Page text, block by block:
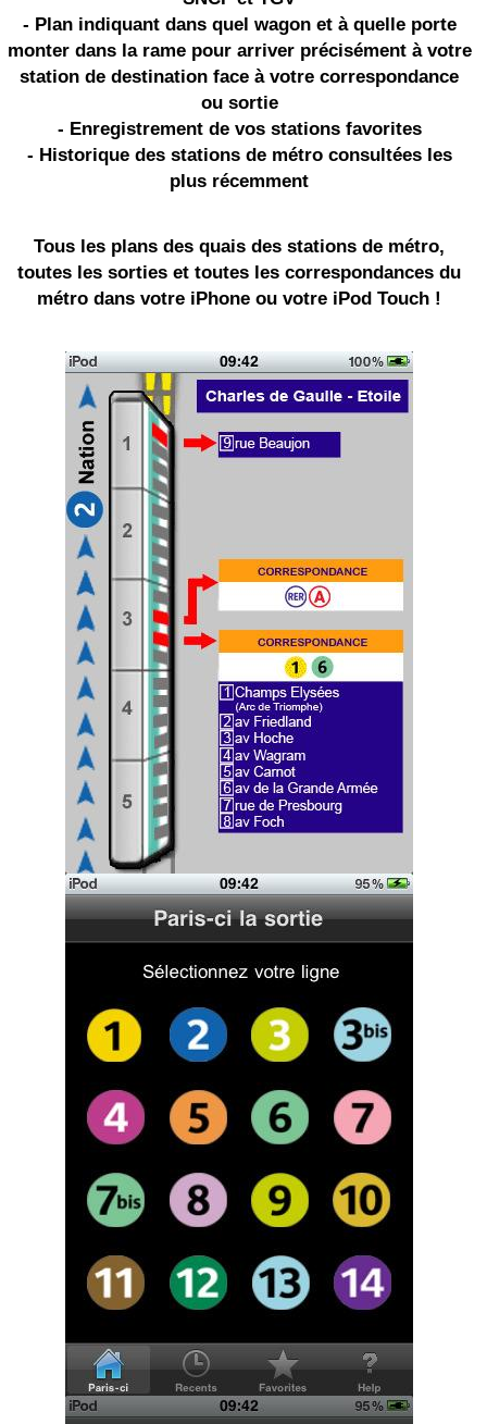
- Plan indiquant dans quel wagon et à quelle porte
monter dans la rame pour arriver précisément à votre
station de destination face à votre correspondance
ou sortie
- Enregistrement de vos stations favorites
- Historique des stations de métro consultées les
plus récemment
Tous les plans des quais des stations de métro,
toutes les sorties et toutes les correspondances du
métro dans votre iPhone ou votre iPod Touch !